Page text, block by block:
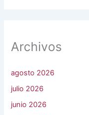
Archivos
agosto 2026
julio 2026
junio 2026